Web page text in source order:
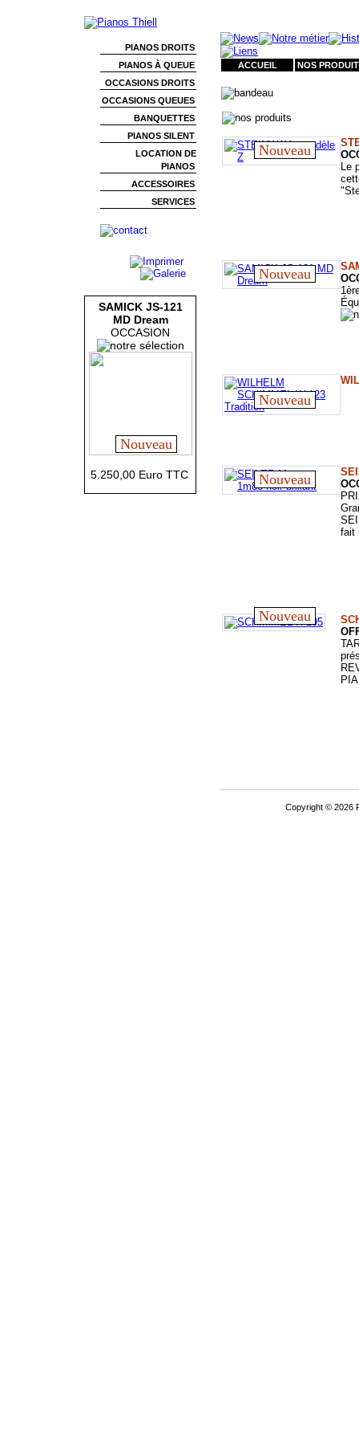
PIANOS DROITS
PIANOS À QUEUE
OCCASIONS DROITS
OCCASIONS QUEUES
BANQUETTES
PIANOS SILENT
LOCATION DE
PIANOS
ACCESSOIRES
SERVICES
SAMICK JS-121
MD Dream
OCCASION
Nouveau
5.250,00 Euro TTC
ACCUEIL NOS
Nouveau
Le
Nouveau
Nouveau
Nouveau
fait
Nouveau
Copyright © 2026